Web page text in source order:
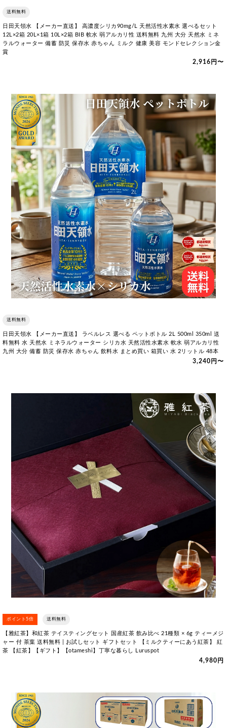
送料無料
日田天領水 【メーカー直送】 高濃度シリカ90mg/L 天然活性水素水 選べるセット
12L×2箱 20L×1箱 10L×2箱 BIB 軟水 弱アルカリ性 送料無料 九州 大分 天然水 ミネ
ラルウォーター 備蓄 防災 保存水 赤ちゃん ミルク 健康 美容 モンドセレクション金
賞
2,916円〜
送料無料
日田天領水 【メーカー直送】 ラベルレス 選べる ペットボトル 2L 500ml 350ml 送
料無料 水 天然水 ミネラルウォーター シリカ水 天然活性水素水 軟水 弱アルカリ性
九州 大分 備蓄 防災 保存水 赤ちゃん 飲料水 まとめ買い 箱買い 水 2リットル 48本
3,240円〜
ポイント5倍 送料無料
【雅紅茶】和紅茶 テイスティングセット 国産紅茶 飲み比べ 21種類 × 6g ティーメジ
ャー 付 茶葉 送料無料 | お試しセット ギフトセット 【ミルクティーにあう紅茶】 紅
茶 【紅茶】【ギフト】【otameshi】丁寧な暮らし Luruspot
4,980円